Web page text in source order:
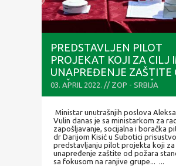
PREDSTAVLJEN PILOT
PROJEKAT KOJI ZA CILJ
UNAPREĐENJE ZAŠTITE
POŽARA STANOVNIŠTVA
FOKUSOM NA RANJIVE
03. APRIL 2022. // ZOP - SRBIJA
Ministar unutrašnjih poslova
Vulin danas je sa ministarkom za
zapošljavanje, socijalna i boračka
dr Darijom Kisić u Subotici
predstavljanju pilot projekta koji za
unapređenje zaštite od požara
sa fokusom na ranjive grupe... ...